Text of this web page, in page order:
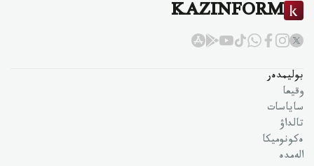
KAZINFORM
بوليمدەر
وقيعا
ساياسات
تالداۋ
ەكونوميكا
الەمدە